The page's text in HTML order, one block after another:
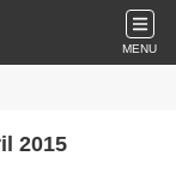
MENU
2015